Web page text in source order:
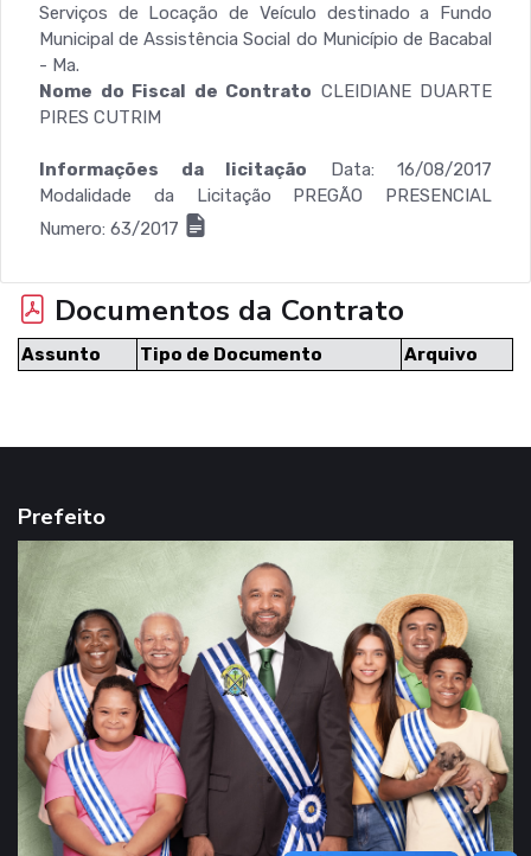
Serviços de Locação de Veículo destinado a Fundo
Municipal de Assistência Social do Município de Bacabal
- Ma.
Nome do Fiscal de Contrato CLEIDIANE DUARTE
PIRES CUTRIM
Informações da licitação Data: 16/08/2017
Modalidade da Licitação PREGÃO PRESENCIAL
Numero: 63/2017
Documentos da Contrato
Assunto Tipo de Documento Arquivo
Prefeito